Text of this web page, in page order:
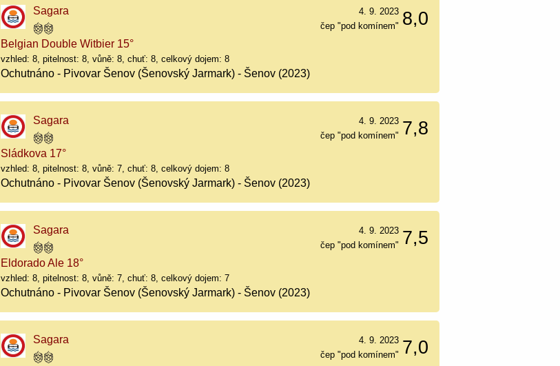
Sagara 8,0
4. 9. 2023
čep "pod komínem"
Belgian Double Witbier 15°
vzhled: 8, pitelnost: 8, vůně: 8, chuť: 8, celkový dojem: 8
Ochutnáno - Pivovar Šenov (Šenovský Jarmark) - Šenov (2023)
Sagara 7,8
4. 9. 2023
čep "pod komínem"
Sládkova 17°
vzhled: 8, pitelnost: 8, vůně: 7, chuť: 8, celkový dojem: 8
Ochutnáno - Pivovar Šenov (Šenovský Jarmark) - Šenov (2023)
Sagara 7,5
4. 9. 2023
čep "pod komínem"
Eldorado Ale 18°
vzhled: 8, pitelnost: 8, vůně: 7, chuť: 8, celkový dojem: 7
Ochutnáno - Pivovar Šenov (Šenovský Jarmark) - Šenov (2023)
Sagara 7,0
4. 9. 2023
čep "pod komínem"